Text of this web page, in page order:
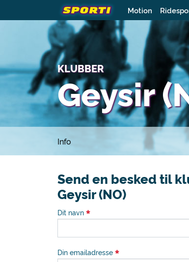
Motion
KLUBBER
Geysir
Info
Send en besked til
Geysir (NO)
Dit navn
Din emailadresse